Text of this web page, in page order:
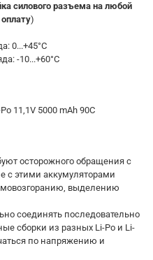
силового разъема на любой
)
0...+45°C
-10...+60°C
11,1V 5000 mAh 90C
осторожного обращения с
с этими аккумуляторами
выделению
соединять последовательно
сборки из разных Li-Po и Li-
по напряжению и